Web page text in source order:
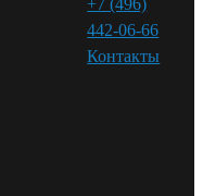
442-06-66
Контакты⁠